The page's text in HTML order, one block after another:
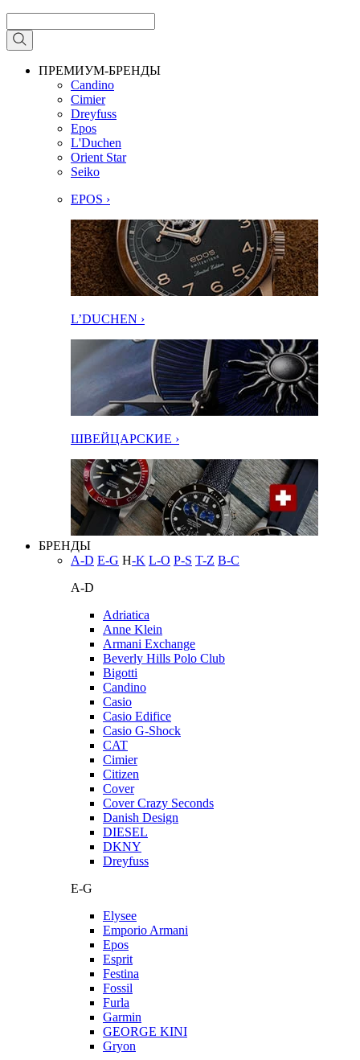
ПРЕМИУМ-БРЕНДЫ
Candino
Cimier
Dreyfuss
Epos
L'Duchen
Orient Star
Seiko
EPOS ›
L’DUCHEN ›
ШВЕЙЦАРСКИЕ ›
БРЕНДЫ
A-D E-G H-K L-O P-S T-Z В-С
A-D
Adriatica
Anne Klein
Armani Exchange
Beverly Hills Polo Club
Bigotti
Candino
Casio
Casio Edifice
Casio G-Shock
CAT
Cimier
Citizen
Cover
Cover Crazy Seconds
Danish Design
DIESEL
DKNY
Dreyfuss
E-G
Elysee
Emporio Armani
Epos
Esprit
Festina
Fossil
Furla
Garmin
GEORGE KINI
Gryon